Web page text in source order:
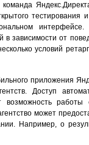
тестирования
интерфейсе.
в зависимости от
условий
приложения
Доступ
возможность
может
Например, о